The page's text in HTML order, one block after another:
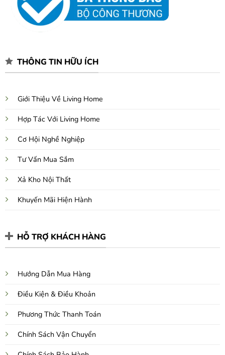
THÔNG TIN HỮU ÍCH
Giới Thiệu Về Living Home
Hợp Tác Với Living Home
Cơ Hội Nghề Nghiệp
Tư Vấn Mua Sắm
Xả Kho Nội Thất
Khuyến Mãi Hiện Hành
HỖ TRỢ KHÁCH HÀNG
Hướng Dẫn Mua Hàng
Điều Kiện & Điều Khoản
Phương Thức Thanh Toán
Chính Sách Vận Chuyển